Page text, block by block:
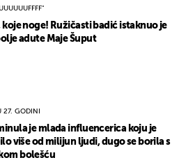
koje noge! Ružičasti badić istaknuo je
adute Maje Šuput
27. GODINI
je mlada influencerica koju je
više od milijun ljudi, dugo se borila s
bolešću